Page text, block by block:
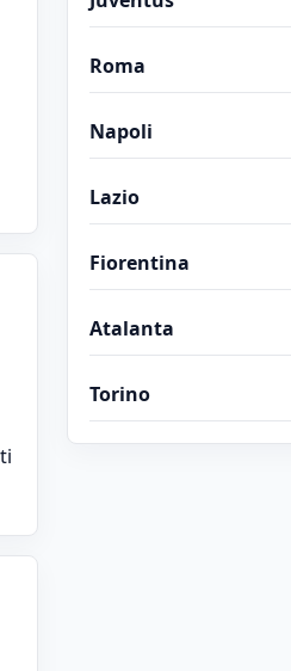
Roma
Napoli
Lazio
Fiorentina
Atalanta
Torino